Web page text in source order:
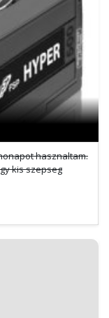
hasznaltam.
kis szepseg